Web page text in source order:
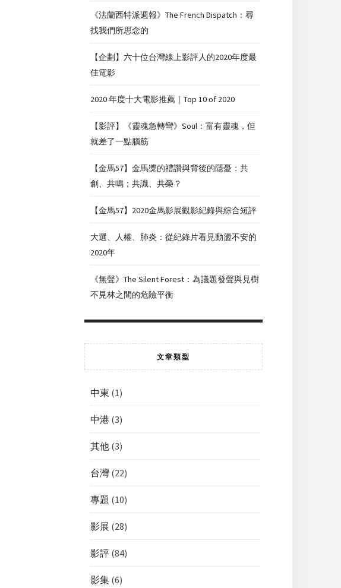
《法蘭西特派週報》The French Dispatch：尋
找我們所思念的
【企劃】六十位台灣線上影評人的2020年度最
佳電影
2020 年度十大電影推薦｜Top 10 of 2020
【影評】《靈魂急轉彎》Soul：富有靈魂，但
就差了一點腦筋
【金馬57】金馬獎的禮讚與背後的隱憂：共
創、共鳴；共識、共榮？
【金馬57】2020金馬影展觀影紀錄與綜合短評
大選、人權、肺炎：從紀錄片看見動盪不安的
2020年
《無聲》The Silent Forest：為議題發聲與見樹
不見林之間的危險平衡
文章類型
中東 (1)
中港 (3)
其他 (3)
台灣 (22)
專題 (10)
影展 (28)
影評 (84)
影集 (6)